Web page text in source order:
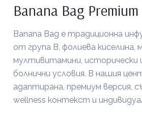
Banana Bag
Banana Bag е традиционна
от група B, фолиева киселина,
мултивитамини, исторически
болнични условия. В нашия
адаптирана, премиум версия,
wellness контекст и